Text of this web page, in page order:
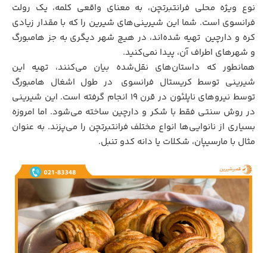
نوع ویژه محلی فرانتبرتچن، به معنای واقعی کلمه، یک رولت
فرانسوی است. شما این شیرینی‌های شیرین را که با مقدار زیادی
کره و دارچین تهیه شده‌اند، در هیچ شهر دیگری به جز هامبورگ
و شهرهای اطراف آن، پیدا نمی‌کنید.
همانطور که داستان‌های نقل‌شده بیان می‌کنند، تهیه این
شیرینی توسط کریستال فرانسوی
در طول اشغال هامبورگ
توسط نیروهای ناپلئون در قرن ۱۹ انجام گرفته است. این شیرینی
در روش سنتی فقط با شکر و دارچین ساخته می‌شود. اما امروزه
بسیاری از نانوایی‌ها انواع مختلف فرانتبرتچن را می‌پزند. به عنوان
مثال با مارسیپان، شکلات یا دانه کدو تنبل.